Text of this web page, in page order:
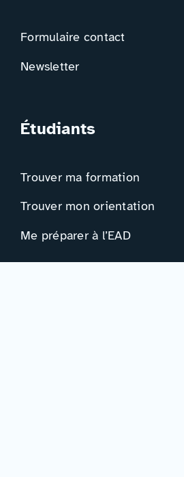
Formulaire contact
Newsletter
Étudiants
Trouver ma formation
Trouver mon orientation
Me préparer à l’EAD